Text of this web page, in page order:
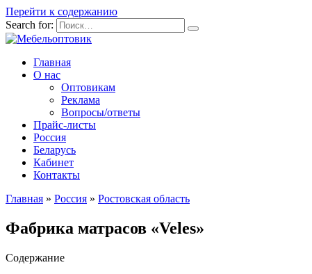
Перейти к содержанию
Search for:
Главная
О нас
Оптовикам
Реклама
Вопросы/ответы
Прайс-листы
Россия
Беларусь
Кабинет
Контакты
Главная » Россия » Ростовская область
Фабрика матрасов «Veles»
Содержание